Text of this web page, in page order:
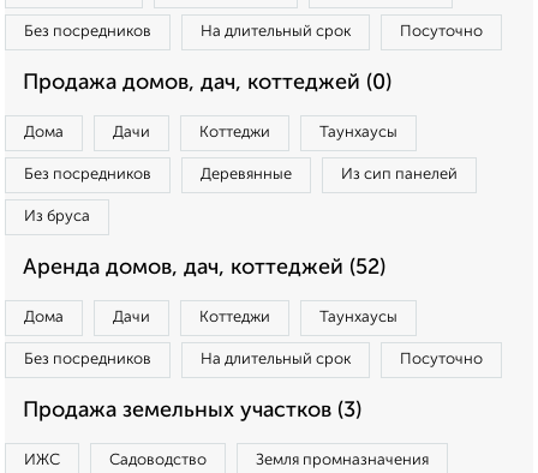
Без посредников На длительный срок Посуточно
Продажа домов, дач, коттеджей (0)
Дома Дачи Коттеджи Таунхаусы
Без посредников Деревянные Из сип панелей
Из бруса
Аренда домов, дач, коттеджей (52)
Дома Дачи Коттеджи Таунхаусы
Без посредников На длительный срок Посуточно
Продажа земельных участков (3)
ИЖС Садоводство Земля промназначения